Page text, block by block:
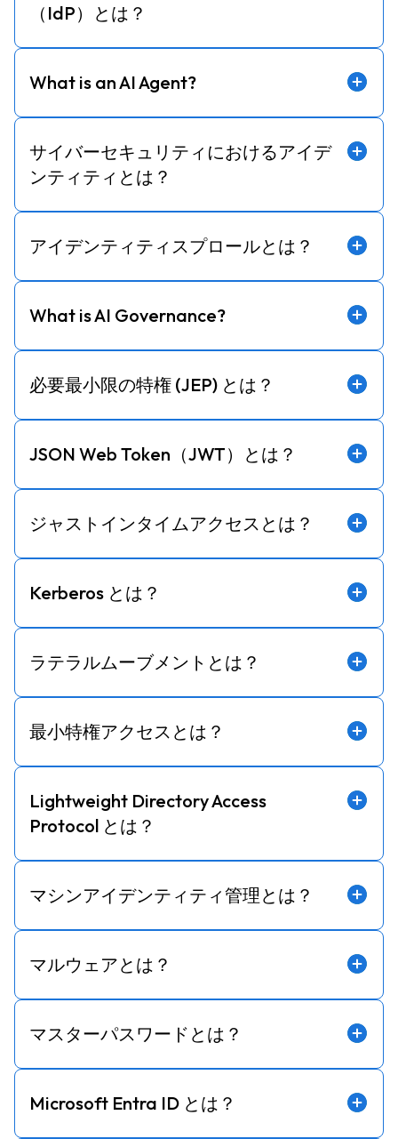
（IdP）とは？
What is an AI Agent?
サイバーセキュリティにおけるアイデ
ンティティとは？
アイデンティティスプロールとは？
What is AI Governance?
必要最小限の特権 (JEP) とは？
JSON Web Token（JWT）とは？
ジャストインタイムアクセスとは？
Kerberos とは？
ラテラルムーブメントとは？
最小特権アクセスとは？
Lightweight Directory Access
Protocol とは？
マシンアイデンティティ管理とは？
マルウェアとは？
マスターパスワードとは？
Microsoft Entra ID とは？